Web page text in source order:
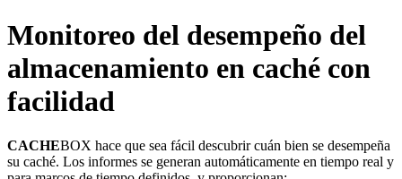
Monitoreo del desempeño del
almacenamiento en caché con
facilidad
CACHEBOX hace que sea fácil descubrir cuán bien se desempeña
su caché. Los informes se generan automáticamente en tiempo real y